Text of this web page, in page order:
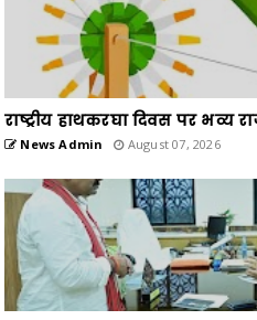
राष्ट्रीय हाथकरघा दिवस पर भव्य
News Admin August 07, 2026